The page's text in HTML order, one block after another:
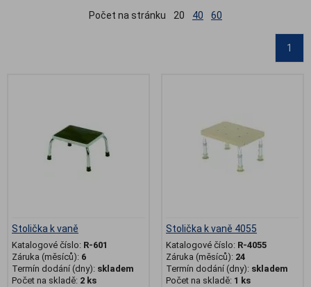
Počet na stránku 20 40 60
1
Stolička k vaně
Katalogové číslo: R-601
Záruka (měsíců): 6
Termín dodání (dny): skladem
Počet na skladě: 2 ks
Stolička k vaně 4055
Katalogové číslo: R-4055
Záruka (měsíců): 24
Termín dodání (dny): skladem
Počet na skladě: 1 ks